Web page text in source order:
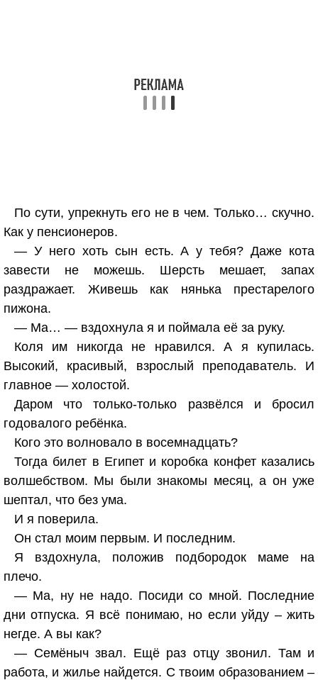
По сути, упрекнуть его не в чем. Только… скучно.
Как у пенсионеров.
— У него хоть сын есть. А у тебя? Даже кота
завести не можешь. Шерсть мешает, запах
раздражает. Живешь как нянька престарелого
пижона.
— Ма… — вздохнула я и поймала её за руку.
Коля им никогда не нравился. А я купилась.
Высокий, красивый, взрослый преподаватель. И
главное — холостой.
Даром что только-только развёлся и бросил
годовалого ребёнка.
Кого это волновало в восемнадцать?
Тогда билет в Египет и коробка конфет казались
волшебством. Мы были знакомы месяц, а он уже
шептал, что без ума.
И я поверила.
Он стал моим первым. И последним.
Я вздохнула, положив подбородок маме на
плечо.
— Ма, ну не надо. Посиди со мной. Последние
дни отпуска. Я всё понимаю, но если уйду – жить
негде. А вы как?
— Семёныч звал. Ещё раз отцу звонил. Там и
работа, и жилье найдется. С твоим образованием –